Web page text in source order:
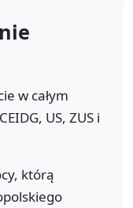
w całym
US, ZUS i
którą